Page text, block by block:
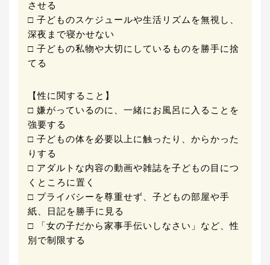
させる
□ 子どものスケジュールや生活リズムを無視し、
深夜まで寝かせない
□ 子どもの私物や大切にしているものを勝手に捨
てる
【性に関すること】
□ 嫌がっているのに、一緒にお風呂に入ることを
強要する
□ 子どもの体を必要以上に触ったり、からかった
りする
□ アダルトな内容の動画や雑誌を子どもの目につ
くところに置く
□ プライバシーを尊重せず、子どもの部屋や手
紙、日記を勝手に見る
□ 「女の子だから家事手伝いしなさい」など、性
別で制限する